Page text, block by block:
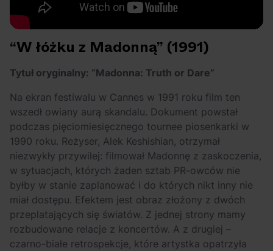
“W łóżku z Madonną” (1991)
Tytuł oryginalny: “Madonna: Truth or Dare”
Na ekran festiwalu w Cannes w 1991 roku film ten
wszedł owiany aurą skandalu. Dokument powstał
podczas pięciomiesięcznego tournee piosenkarki w
1990 roku. Reżyser, Alek Keshishian, otrzymał
niezwykły przywilej: filmował Madonnę z zaskoczenia,
w sytuacjach, których żaden sztab PR-owców nie
byłby w stanie zaplanować i do których nikt inny nie
miał dostępu. Efektem jest obraz złożony z dwóch
przeplatających się światów. Z jednej strony mamy
rozbudowane relacje z koncertów. A z drugiej –
czarno-białe retrospekcje, które artystka opatrzyła